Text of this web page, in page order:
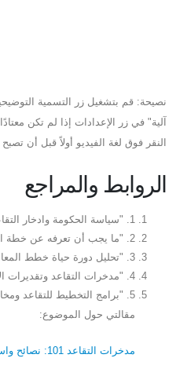
نصيحة: قم بتشغيل زر التسمية
آلية" في زر الإعدادات إذا لم تكن
النقر فوق لغة الفيديو أولاً قبل أن
الروابط والمراجع
1. "سياسة الحكومة وادخار التقاعد الشخصي"
2. "ما يجب أن تعرفه عن خطة التقاعد الخاصة بك"
3. "تحليل دورة حياة خطط المعاشات التقاعدية المحددة"
4. "مدخرات التقاعد وتقديرات الإنفاق الضريبي"
5. "برامج التخطيط للتقاعد ومخاطر ما بعد التقاعد"
مقالتي حول الموضوع:
مدخرات التقاعد 101: نصائح واستراتيجيات